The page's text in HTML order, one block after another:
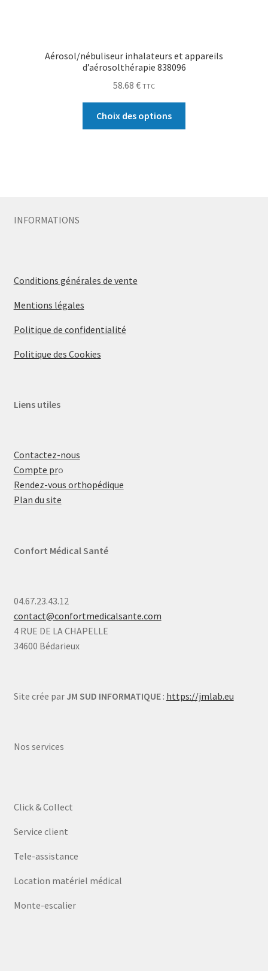
Aérosol/nébuliseur inhalateurs et appareils
d’aérosolthérapie 838096
58.68 € TTC
Choix des options
INFORMATIONS
Conditions générales de vente
Mentions légales
Politique de confidentialité
Politique des Cookies
Liens utiles
Contactez-nous
Compte pro
Rendez-vous orthopédique
Plan du site
Confort Médical Santé
04.67.23.43.12
contact@confortmedicalsante.com
4 RUE DE LA CHAPELLE
34600 Bédarieux
Site crée par JM SUD INFORMATIQUE: https://jmlab.eu
Nos services
Click & Collect
Service client
Tele-assistance
Location matériel médical
Monte-escalier